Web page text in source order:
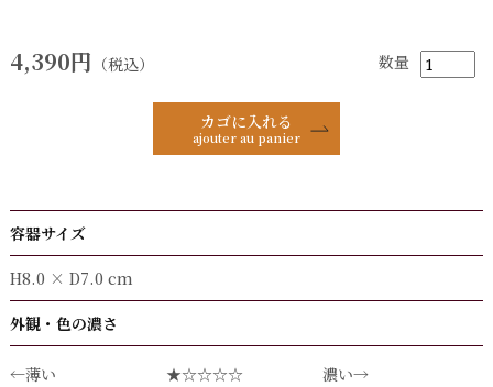
4,390円 （税込） 数量
カゴに入れる
ajouter au panier
容器サイズ
H8.0 × D7.0 cm
外観・色の濃さ
←薄い ★☆☆☆☆ 濃い→